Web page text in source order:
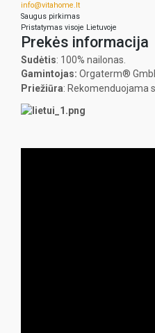
info@vitahome.lt
Saugus pirkimas
Pristatymas visoje Lietuvoje
Prekės informacija
Sudėtis: 100% nailonas.
Gamintojas: Orgaterm®
Priežiūra: Rekomenduojama